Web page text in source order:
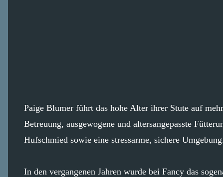
Paige Blumer führt das hohe Alter ihrer Stute auf
Betreuung, ausgewogene und altersangepasste
Hufschmied sowie eine stressarme, sichere
In den vergangenen Jahren wurde bei Fancy das